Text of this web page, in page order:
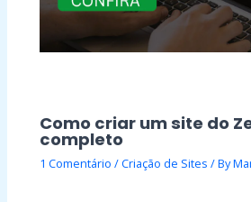
Como criar um site do
completo
1 Comentário /Criação de Sites / By